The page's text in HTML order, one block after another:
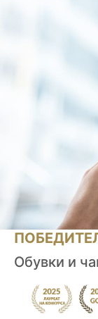
Обувки и